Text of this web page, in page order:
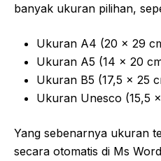
banyak ukuran pilihan,
Ukuran A4 (20 x 29
Ukuran A5 (14 x 20
Ukuran B5 (17,5 x 25
Ukuran Unesco (15,5
Yang sebenarnya ukuran
secara otomatis di Ms